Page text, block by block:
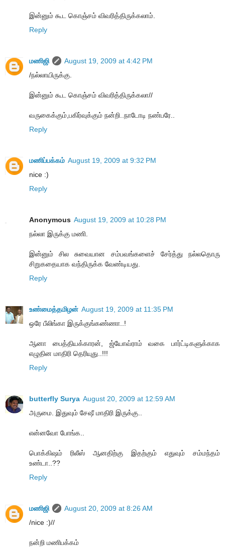
இன்னும் கூட கொஞ்சம் விவரித்திருக்கலாம்.
Reply
மணிஜி
August 19, 2009 at 4:42 PM
/நல்லாயிருக்கு.
இன்னும் கூட கொஞ்சம் விவரித்திருக்கலா//
வருகைக்கும்,பகிர்வுக்கும் நன்றி..நாடோடி நண்பரே..
Reply
மணிப்பக்கம் August 19, 2009 at 9:32 PM
nice :)
Reply
Anonymous August 19, 2009 at 10:28 PM
நல்லா இருக்கு மணி.
இன்னும் சில சுவையான சம்பவங்களைச் சேர்த்து நல்லதொரு
சிறுகதையாக வந்திருக்க வேண்டியது.
Reply
உண்மைத்தமிழன் August 19, 2009 at 11:35 PM
ஒரே பீலிங்கா இருக்குங்கண்ணா..!
ஆனா பைத்தியக்காரன், ஜ்யோவ்ராம் வகை பார்ட்டிகளுக்காக
எழுதின மாதிரி தெரியுது..!!!
Reply
butterfly Surya August 20, 2009 at 12:59 AM
அருமை. இதுவும் சேஷீ மாதிரி இருக்கு..
என்னவோ போங்க..
பொக்கிஷம் ரிலீஸ் ஆனதிற்கு இதற்கும் எதுவும் சம்மந்தம்
உண்டா..??
Reply
மணிஜி
August 20, 2009 at 8:26 AM
/nice :)//
நன்றி மணிபக்கம்